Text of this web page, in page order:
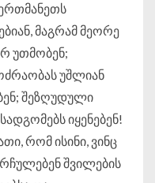
მაგრამ მეორე
უთმობენ;
უშლიან
შეზღუდული
იყენებენ!
რომ ისინი, ვინც
შვილების